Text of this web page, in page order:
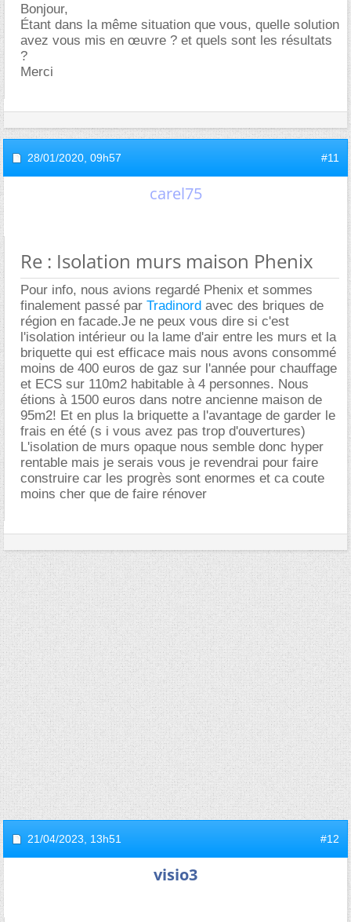
Bonjour,
Étant dans la même situation que vous, quelle solution
avez vous mis en œuvre ? et quels sont les résultats
?
Merci
28/01/2020, 09h57 #11
carel75
Re : Isolation murs maison Phenix
Pour info, nous avions regardé Phenix et sommes
finalement passé par Tradinord avec des briques de
région en facade.Je ne peux vous dire si c'est
l'isolation intérieur ou la lame d'air entre les murs et la
briquette qui est efficace mais nous avons consommé
moins de 400 euros de gaz sur l'année pour chauffage
et ECS sur 110m2 habitable à 4 personnes. Nous
étions à 1500 euros dans notre ancienne maison de
95m2! Et en plus la briquette a l'avantage de garder le
frais en été (s i vous avez pas trop d'ouvertures)
L'isolation de murs opaque nous semble donc hyper
rentable mais je serais vous je revendrai pour faire
construire car les progrès sont enormes et ca coute
moins cher que de faire rénover
21/04/2023, 13h51 #12
visio3